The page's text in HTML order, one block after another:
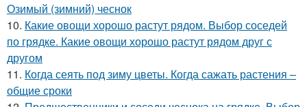
Озимый (зимний) чеснок
10. Какие овощи хорошо растут рядом. Выбор соседей
по грядке. Какие овощи хорошо растут рядом друг с
другом
11. Когда сеять под зиму цветы. Когда сажать растения –
общие сроки